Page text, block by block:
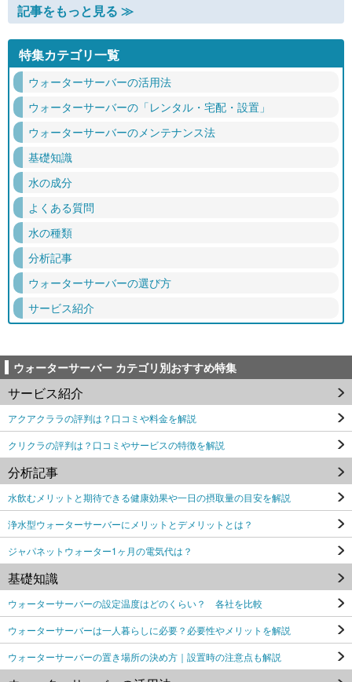
記事をもっと見る ≫
特集カテゴリ一覧
ウォーターサーバーの活用法
ウォーターサーバーの「レンタル・宅配・設置」
ウォーターサーバーのメンテナンス法
基礎知識
水の成分
よくある質問
水の種類
分析記事
ウォーターサーバーの選び方
サービス紹介
ウォーターサーバー カテゴリ別おすすめ特集
サービス紹介
アクアクララの評判は？口コミや料金を解説
クリクラの評判は？口コミやサービスの特徴を解説
分析記事
水飲むメリットと期待できる健康効果や一日の摂取量の目安を解説
浄水型ウォーターサーバーにメリットとデメリットとは？
ジャパネットウォーター1ヶ月の電気代は？
基礎知識
ウォーターサーバーの設定温度はどのくらい？ 各社を比較
ウォーターサーバーは一人暮らしに必要？必要性やメリットを解説
ウォーターサーバーの置き場所の決め方｜設置時の注意点も解説